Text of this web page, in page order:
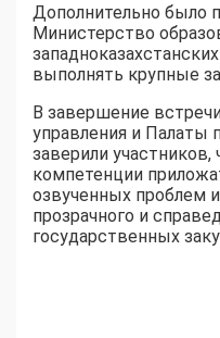
Дополнительно было
Министерство
выполнять крупные
В завершение
управления и Палаты
заверили
компетенции
озвученных проблем
прозрачного и
государственных